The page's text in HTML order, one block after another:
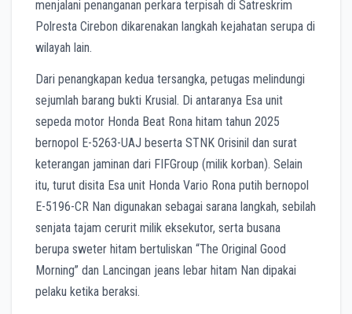
menjalani penanganan perkara terpisah di Satreskrim
Polresta Cirebon dikarenakan langkah kejahatan serupa di
wilayah lain.
Dari penangkapan kedua tersangka, petugas melindungi
sejumlah barang bukti Krusial. Di antaranya Esa unit
sepeda motor Honda Beat Rona hitam tahun 2025
bernopol E-5263-UAJ beserta STNK Orisinil dan surat
keterangan jaminan dari FIFGroup (milik korban). Selain
itu, turut disita Esa unit Honda Vario Rona putih bernopol
E-5196-CR Nan digunakan sebagai sarana langkah, sebilah
senjata tajam cerurit milik eksekutor, serta busana
berupa sweter hitam bertuliskan “The Original Good
Morning” dan Lancingan jeans lebar hitam Nan dipakai
pelaku ketika beraksi.